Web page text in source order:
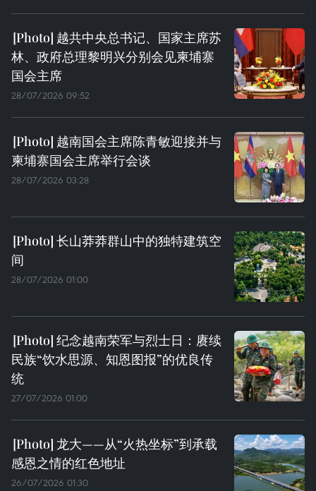
越共中央总书记、国家主席苏
林、政府总理黎明兴分别会见柬埔寨
国会主席
28/07/2026 09:52
越南国会主席陈青敏迎接并与
柬埔寨国会主席举行会谈
28/07/2026 03:28
长山莽莽群山中的独特建筑空
间
28/07/2026 01:00
纪念越南荣军与烈士日：赓续
民族“饮水思源、知恩图报”的优良传
统
27/07/2026 01:00
龙大——从“火热坐标”到承载
感恩之情的红色地址
26/07/2026 01:30